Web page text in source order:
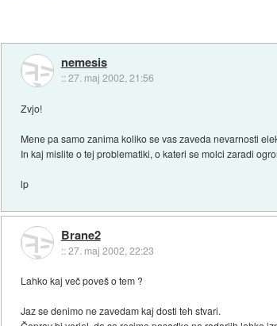
nemesis
::27. maj 2002, 21:56
Zvjo!
Mene pa samo zanima koliko se vas zaveda nevarnosti
In kaj mislite o tej problematiki, o kateri se molci zaradi
lp
Brane2
::27. maj 2002, 22:23
Lahko kaj več poveš o tem ?
Jaz se denimo ne zavedam kaj dosti teh stvari.